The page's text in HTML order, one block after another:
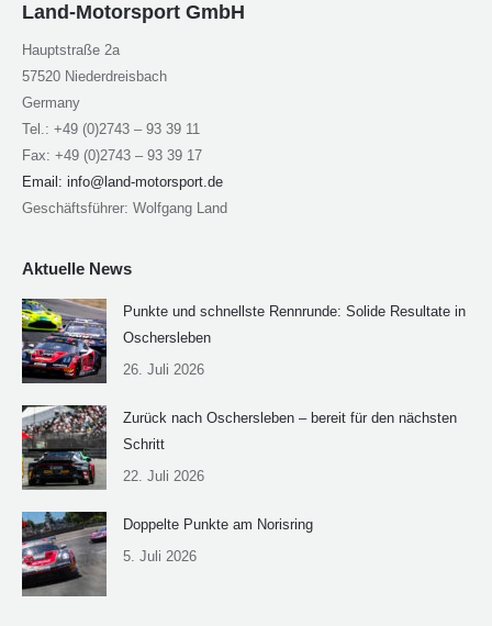
Land-Motorsport GmbH
Hauptstraße 2a
57520 Niederdreisbach
Germany
Tel.: +49 (0)2743 – 93 39 11
Fax: +49 (0)2743 – 93 39 17
Email: info@land-motorsport.de
Geschäftsführer: Wolfgang Land
Aktuelle News
Punkte und schnellste Rennrunde: Solide Resultate in
Oschersleben
26. Juli 2026
Zurück nach Oschersleben – bereit für den nächsten
Schritt
22. Juli 2026
Doppelte Punkte am Norisring
5. Juli 2026